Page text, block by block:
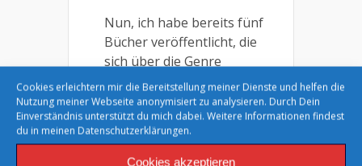
Cookies erleichtern mir die Bereitstellung meiner Dienste und helfen die
Nutzung meiner Webseite anonymisiert zu analysieren. Durch Dein
Einverständnis unterstützt du mich dabei. Weitere Informationen findest
du in meinen Datenschutzerklärungen.
Cookies akzeptieren
Nun, ich habe bereits fünf
Bücher veröffentlicht, die
sich über die Genre
Biografie,
Gesellschaftsroman bis zum
Thriller erstreckten. Mir ist
es wichtig, dass der Leser
sich in jedem meiner Genre